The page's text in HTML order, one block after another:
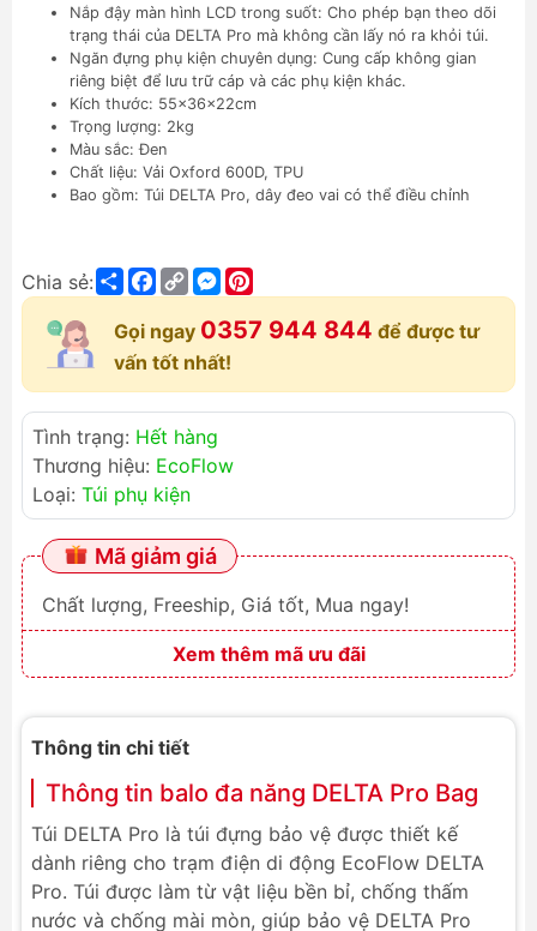
Nắp đậy màn hình LCD trong suốt: Cho phép bạn theo dõi
trạng thái của DELTA Pro mà không cần lấy nó ra khỏi túi.
Ngăn đựng phụ kiện chuyên dụng: Cung cấp không gian
riêng biệt để lưu trữ cáp và các phụ kiện khác.
Kích thước: 55x36x22cm
Trọng lượng: 2kg
Màu sắc: Đen
Chất liệu: Vải Oxford 600D, TPU
Bao gồm: Túi DELTA Pro, dây đeo vai có thể điều chỉnh
Chia sẻ: ShareFacebook
Copy
Link
Messenger
Gọi ngay 0357 944 844 để được tư
vấn tốt nhất!
Tình trạng: Hết hàng
Thương hiệu: EcoFlow
Loại: Túi phụ kiện
Mã giảm giá
Chất lượng, Freeship, Giá tốt, Mua ngay!
Xem thêm mã ưu đãi
Thông tin chi tiết
Thông tin balo đa năng DELTA Pro Bag
Túi DELTA Pro là túi đựng bảo vệ được thiết kế
dành riêng cho trạm điện di động EcoFlow DELTA
Pro. Túi được làm từ vật liệu bền bỉ, chống thấm
nước và chống mài mòn, giúp bảo vệ DELTA Pro